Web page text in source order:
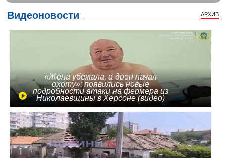
Видеоновости АРХИВ
«Жена убежала, а дрон начал
охоту»: появились новые
подробности атаки на фермера из
Николаевщины в Херсоне (видео)